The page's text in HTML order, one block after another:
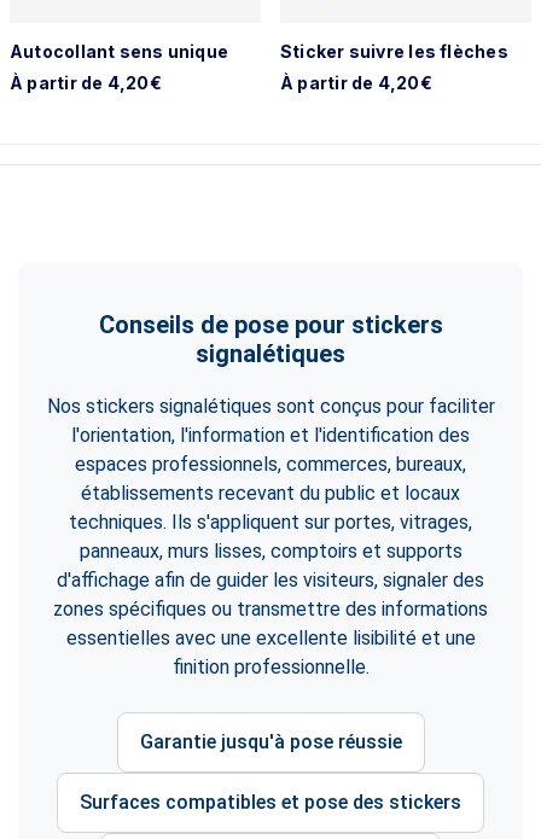
Autocollant sens unique
À partir de 4,20€
Sticker suivre les flèches
À partir de 4,20€
Conseils de pose pour stickers
signalétiques
Nos stickers signalétiques sont conçus pour faciliter
l'orientation, l'information et l'identification des
espaces professionnels, commerces, bureaux,
établissements recevant du public et locaux
techniques. Ils s'appliquent sur portes, vitrages,
panneaux, murs lisses, comptoirs et supports
d'affichage afin de guider les visiteurs, signaler des
zones spécifiques ou transmettre des informations
essentielles avec une excellente lisibilité et une
finition professionnelle.
Garantie jusqu'à pose réussie
Surfaces compatibles et pose des stickers